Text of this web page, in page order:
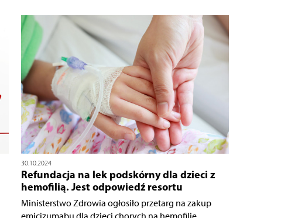
30.10.2024
Refundacja na lek podskórny dla dzieci z
hemofilią. Jest odpowiedź resortu
Ministerstwo Zdrowia ogłosiło przetarg na zakup